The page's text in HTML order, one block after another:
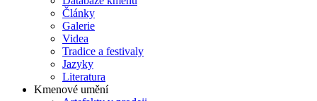
Články
Galerie
Videa
Tradice a festivaly
Jazyky
Literatura
Kmenové umění